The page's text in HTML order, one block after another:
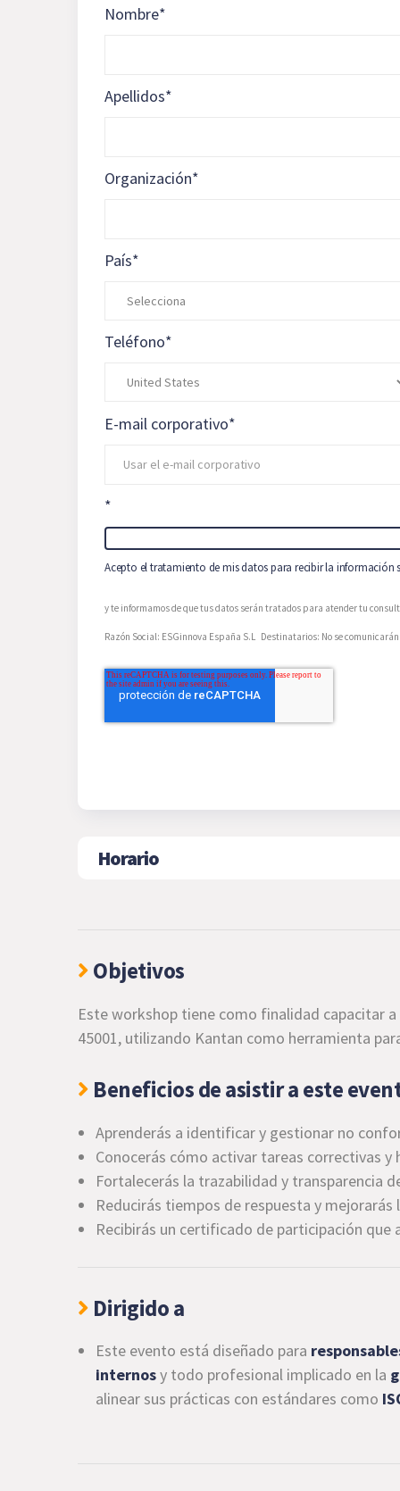
Nombre*
Apellidos*
Organización*
País*
Teléfono*
E-mail corporativo*
*
Acepto el tratamiento de mis datos para recibir la información
y te informamos de que tus datos serán tratados para atender tu
Razón Social: ESGinnova España S.L Destinatarios: No se
Horario
Objetivos
Este workshop tiene como finalidad capacitar
45001, utilizando Kantan como herramienta
Beneficios de asistir a este
Aprenderás a identificar y gestionar no
Conocerás cómo activar tareas correctivas
Fortalecerás la trazabilidad y transparencia
Reducirás tiempos de respuesta y
Recibirás un certificado de participación
Dirigido a
Este evento está diseñado para
internosy todo profesional implicado en la
alinear sus prácticas con estándares como